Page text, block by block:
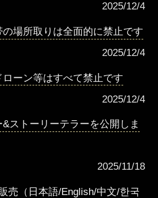
2025/12/4
場所取りは全面的に禁止です
2025/12/4
ーン等はすべて禁止です
2025/12/4
ストーリーテラーを公開しま
2025/11/18
売（日本語/English/中文/한국